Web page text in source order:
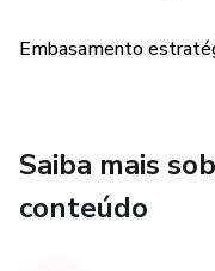
Embasamento
Saiba mais
conteúdo